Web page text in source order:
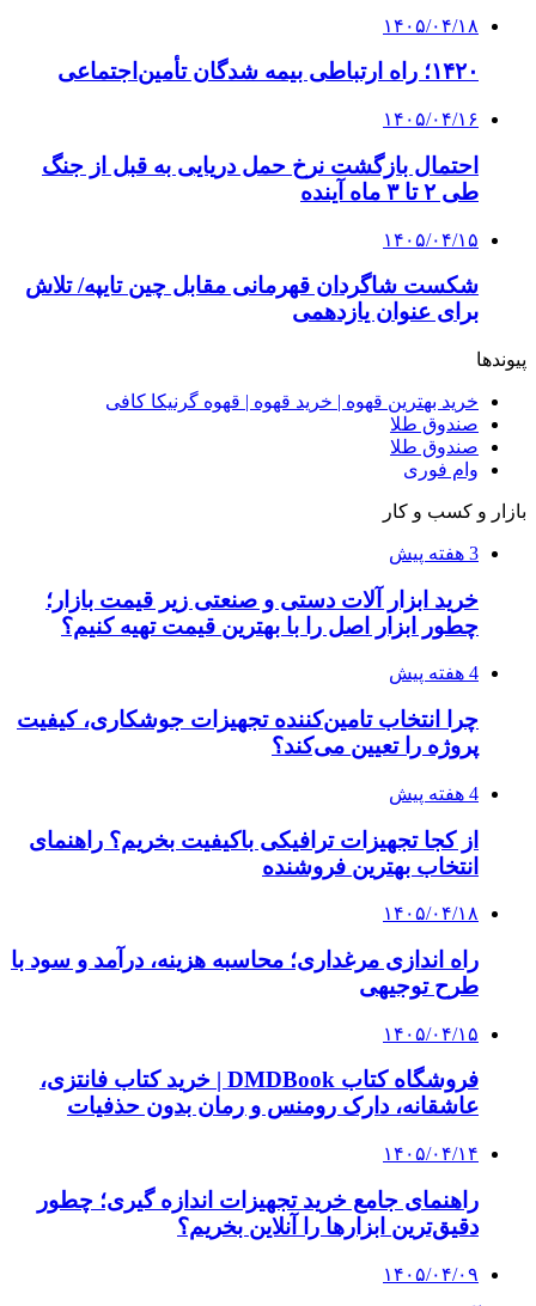
۱۴۰۵/۰۴/۱۸
۱۴۲۰؛ راه ارتباطی بیمه شدگان تأمین‌اجتماعی
۱۴۰۵/۰۴/۱۶
احتمال بازگشت نرخ حمل دریایی به قبل از جنگ
طی ۲ تا ۳ ماه آینده
۱۴۰۵/۰۴/۱۵
شکست شاگردان قهرمانی مقابل چین تایپه/ تلاش
برای عنوان یازدهمی
پیوندها
خرید بهترین قهوه | خرید قهوه | قهوه گرنیکا کافی
صندوق طلا
صندوق طلا
وام فوری
بازار و کسب و کار
3 هفته پیش
خرید ابزار آلات دستی و صنعتی زیر قیمت بازار؛
چطور ابزار اصل را با بهترین قیمت تهیه کنیم؟
4 هفته پیش
چرا انتخاب تامین‌کننده تجهیزات جوشکاری، کیفیت
پروژه را تعیین می‌کند؟
4 هفته پیش
از کجا تجهیزات ترافیکی باکیفیت بخریم؟ راهنمای
انتخاب بهترین فروشنده
۱۴۰۵/۰۴/۱۸
راه اندازی مرغداری؛ محاسبه هزینه، درآمد و سود با
طرح توجیهی
۱۴۰۵/۰۴/۱۵
فروشگاه کتاب DMDBook | خرید کتاب فانتزی،
عاشقانه، دارک رومنس و رمان بدون حذفیات
۱۴۰۵/۰۴/۱۴
راهنمای جامع خرید تجهیزات اندازه گیری؛ چطور
دقیق‌ترین ابزارها را آنلاین بخریم؟
۱۴۰۵/۰۴/۰۹